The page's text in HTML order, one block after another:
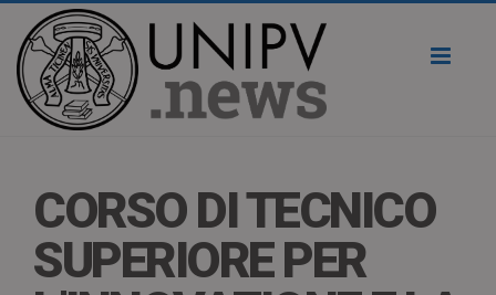
CORSO DI TECNICO
SUPERIORE PER